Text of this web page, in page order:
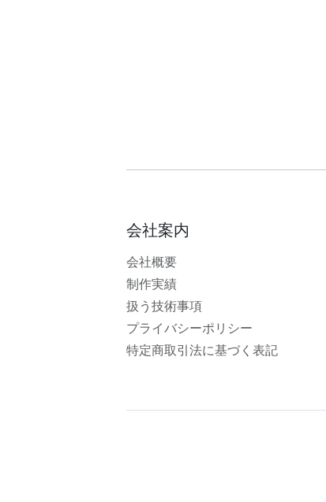
会社案内
会社概要
制作実績
扱う技術事項
プライバシーポリシー
特定商取引法に基づく表記